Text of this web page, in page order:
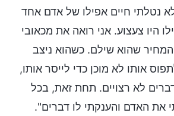
נטלתי חיים אפילו של אדם אחד
היו צעצוע. אני רואה את מכאובי
שהוא שילם. כשהוא ניצב
אותו לא מוכן כדי לייסר אותו,
לא רצויים. תחת זאת, בכל
את האדם והענקתי לו דברים".